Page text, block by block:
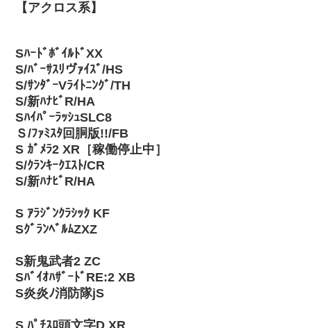
【アクロス系】
SﾊｰﾄﾞﾎﾞｲﾙﾄﾞXX
S/ﾊﾞｰｻｽﾘヴｧｲｽﾞ/HS
S/ｻﾝﾀﾞｰVﾗｲﾄﾆﾝｸﾞ/TH
S/新ﾊﾅﾋﾞR/HA
SﾊｲﾊﾟｰﾗｯｼｭSLC8
Ｓ/ﾌｧﾐｽﾀ回胴版!!/FB
S ｶﾞﾒﾗ2 XR［稼働停止中］
S/ｸﾗﾝｷｰｸｴｽﾄ/CR
S/新ﾊﾅﾋﾞR/HA
S ｱﾗｼﾞﾝｸﾗｼｯｸ KF
SｸﾞﾗﾝﾍﾞﾙﾑZXZ
S新鬼武者2 ZC
SﾊﾞｲｵﾊｻﾞｰﾄﾞRE:2 XB
S炎炎ﾉ消防隊jS